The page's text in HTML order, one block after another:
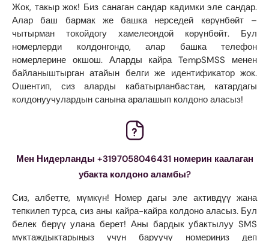
Жок, такыр жок! Биз санаган сандар кадимки эле сандар.
Алар баш бармак же башка нерседей көрүнбөйт –
чытырман токойдогу хамелеондой көрүнбөйт. Бул
номерлерди колдонгондо, алар башка телефон
номерлерине окшош. Аларды кайра TempSMSS менен
байланыштырган атайын белги же идентификатор жок.
Ошентип, сиз аларды кабатырланбастан, катардагы
колдонуучулардын санына аралашып колдоно аласыз!
Мен Нидерланды +3197058046431 номерин каалаган
убакта колдоно аламбы?
Сиз, албетте, мүмкүн! Номер дагы эле активдүү жана
тепкилеп турса, сиз аны кайра-кайра колдоно аласыз. Бул
белек берүү улана берет! Аны бардык убактылуу SMS
муктаждыктарыңыз үчүн баруучу номериңиз деп